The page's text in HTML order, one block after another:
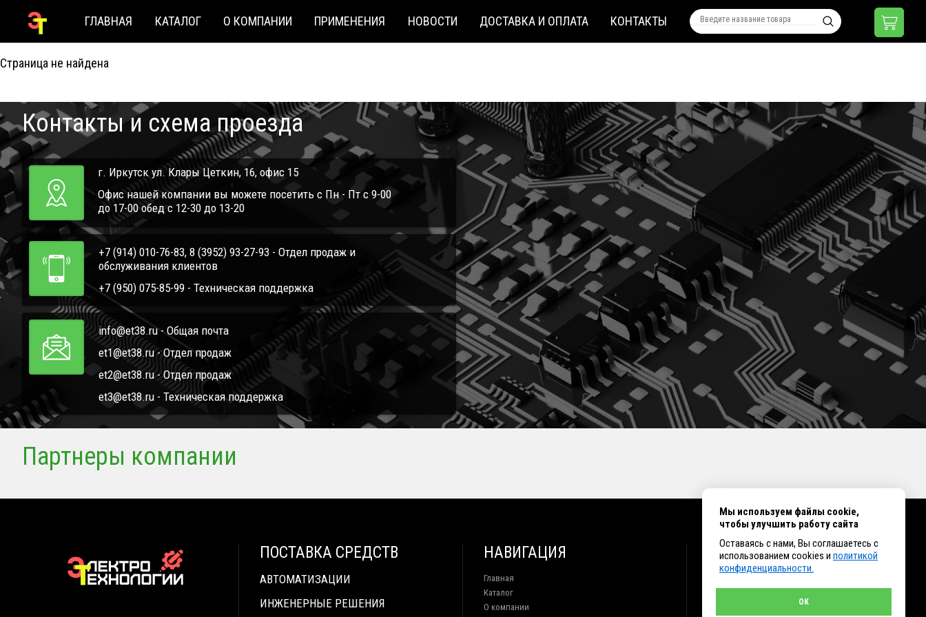
ГЛАВНАЯ КАТАЛОГ О КОМПАНИИ ПРИМЕНЕНИЯ НОВОСТИ ДОСТАВКА И ОПЛАТА КОНТАКТЫ
404
Страница не найдена
Контакты и схема проезда
г. Иркутск ул. Клары Цеткин, 16, офис 15
Офис нашей компании вы можете посетить с Пн - Пт с 9-00
до 17-00 обед с 12-30 до 13-20
+7 (914) 010-76-83, 8 (3952) 93-27-93 - Отдел продаж и
обслуживания клиентов
+7 (950) 075-85-99 - Техническая поддержка
info@et38.ru - Общая почта
et1@et38.ru - Отдел продаж
et2@et38.ru - Отдел продаж
et3@et38.ru - Техническая поддержка
Партнеры компании
ПОСТАВКА СРЕДСТВ
АВТОМАТИЗАЦИИ
ИНЖЕНЕРНЫЕ РЕШЕНИЯ
НАВИГАЦИЯ
Главная
Каталог
О компании
КОНТАКТЫ
+7 (914) 010-76-83, 8 (3952) 93-27-93 - Отдел
Мы используем файлы cookie,
чтобы улучшить работу сайта
Оставаясь с нами, Вы соглашаетесь с
использованием cookies и политикой
конфиденциальности.
OK